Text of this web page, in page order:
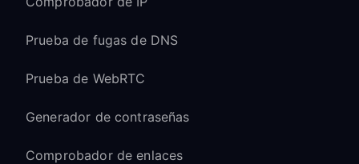
Prueba de fugas de DNS
Prueba de WebRTC
Generador de contraseñas
Comprobador de enlaces